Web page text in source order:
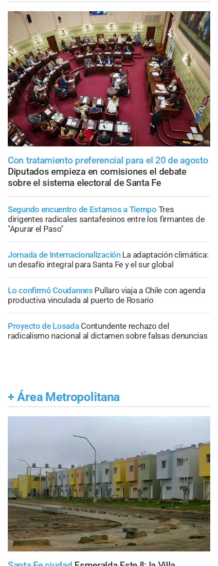
Con tratamiento preferencial para el 20 de agosto
Diputados empieza en comisiones el debate
sobre el sistema electoral de Santa Fe
Segundo encuentro de Estamos a Tiempo Tres
dirigentes radicales santafesinos entre los firmantes de
"Apurar el Paso"
Jornada de Internacionalización La adaptación climática:
un desafío integral para Santa Fe y el sur global
Lo confirmó Coudannes Pullaro viaja a Chile con agenda
productiva vinculada al puerto de Rosario
Proyecto de Losada Contundente rechazo del
radicalismo nacional al dictamen sobre falsas denuncias
+ Área Metropolitana